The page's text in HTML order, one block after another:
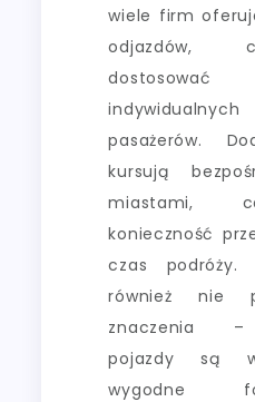
wiele firm
odjazdów,
pasażerów.
kursują
miastami,
konieczność
czas podróży.
również nie
znaczenia –
pojazdy są
wygodne